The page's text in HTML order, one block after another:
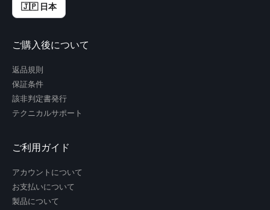
🇯🇵 日本
ご購入後について
返品規則
保証条件
該非判定書発行
テクニカルサポート
ご利用ガイド
アカウントについて
お支払いについて
製品について